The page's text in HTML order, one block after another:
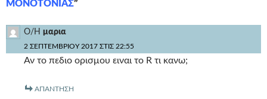
ΜΟΝΟΤΟΝΙΑΣ”
Ο/Η μαρια
2 ΣΕΠΤΕΜΒΡΊΟΥ 2017 ΣΤΙΣ 22:55
Αν το πεδιο ορισμου ειναι το R τι κανω;
ΑΠΆΝΤΗΣΗ